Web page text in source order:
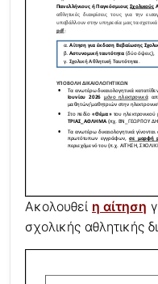
Ακολουθεί η αίτηση
σχολικής αθλητικής